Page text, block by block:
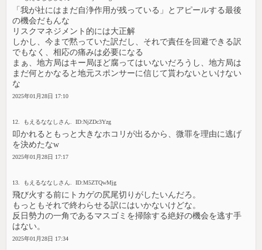
「我が社にはまだ自浄作用が残っている」とアピールする最後
の機会だもんな
リスクマネジメント的には大正解
しかし、今まで黙っていた訳だし、それで責任を回避できる訳
でもなく、相応の痛みは必要になる
まぁ、地方局はキー局ほど腐ってはいないだろうし、地方局は
まだ何とかなると地元スポンサーに信じて貰わないといけない
な
2025年01月28日 17:10
12. もえるななしさん. ID:NjZDc3Yzg
叩かれるともっと大きなホコリが出るから、微罪を理由に逃げ
を決めたなw
2025年01月28日 17:17
13. もえるななしさん. ID:M5ZTQwMjg
飛び火する前にトカゲの尻尾切りがしたいんだろ。
もっともそれで終わらせる訳にはいかないけどな。
反日勢力の一角であるマスゴミを掃除する絶好の機会を逃す手
はない。
2025年01月28日 17:34